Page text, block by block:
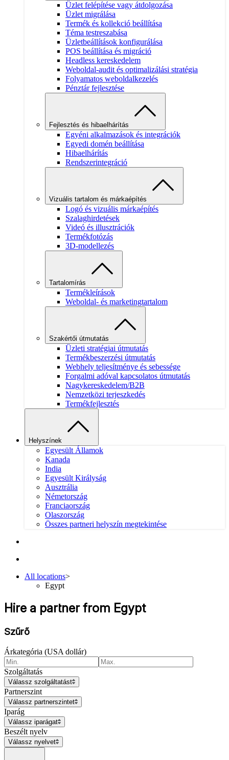
Üzlet felépítése vagy átdolgozása
Üzlet migrálása
Termék és kollekció beállítása
Téma testreszabása
Üzletbeállítások konfigurálása
POS beállítása és migráció
Headless kereskedelem
Weboldal-audit és optimalizálási stratégia
Folyamatos weboldalkezelés
Pénztár fejlesztése
Fejlesztés és hibaelhárítás
Egyéni alkalmazások és integrációk
Egyedi domén beállítása
Hibaelhárítás
Rendszerintegráció
Vizuális tartalom és márkaépítés
Logó és vizuális márkaépítés
Szalaghirdetések
Videó és illusztrációk
Termékfotózás
3D-modellezés
Tartalomírás
Termékleírások
Weboldal- és marketingtartalom
Szakértői útmutatás
Üzleti stratégiai útmutatás
Termékbeszerzési útmutatás
Webhely teljesítménye és sebessége
Forgalmi adóval kapcsolatos útmutatás
Nagykereskedelem/B2B
Nemzetközi terjeszkedés
Termékfejlesztés
Helyszínek
Egyesült Államok
Kanada
India
Egyesült Királyság
Ausztrália
Németország
Franciaország
Olaszország
Összes partneri helyszín megtekintése
All locations>
Egypt
Hire a partner from Egypt
Szűrő
Árkategória (USA dollár)
Szolgáltatás
Válassz szolgáltatást
Partnerszint
Válassz partnerszintet
Iparág
Válassz iparágat
Beszélt nyelv
Válassz nyelvet